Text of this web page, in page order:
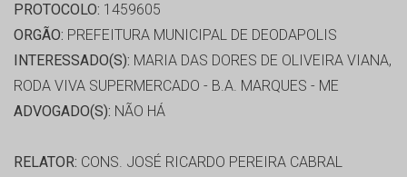
PROTOCOLO: 1459605
ORGÃO: PREFEITURA MUNICIPAL DE DEODAPOLIS
INTERESSADO(S): MARIA DAS DORES DE OLIVEIRA VIANA,
RODA VIVA SUPERMERCADO - B.A. MARQUES - ME
ADVOGADO(S): NÃO HÁ
RELATOR: CONS. JOSÉ RICARDO PEREIRA CABRAL